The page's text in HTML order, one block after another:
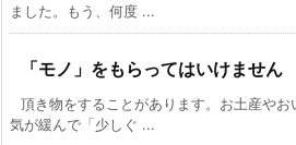
ました。もう、何度 ...
「モノ」をもらってはいけません
頂き物をすることがあります。お土産や
気が緩んで「少しぐ ...